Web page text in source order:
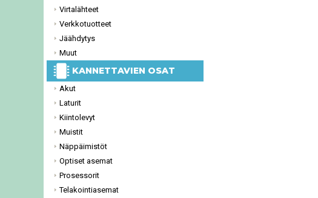
Virtalähteet
Verkkotuotteet
Jäähdytys
Muut
KANNETTAVIEN OSAT
Akut
Laturit
Kiintolevyt
Muistit
Näppäimistöt
Optiset asemat
Prosessorit
Telakointiasemat